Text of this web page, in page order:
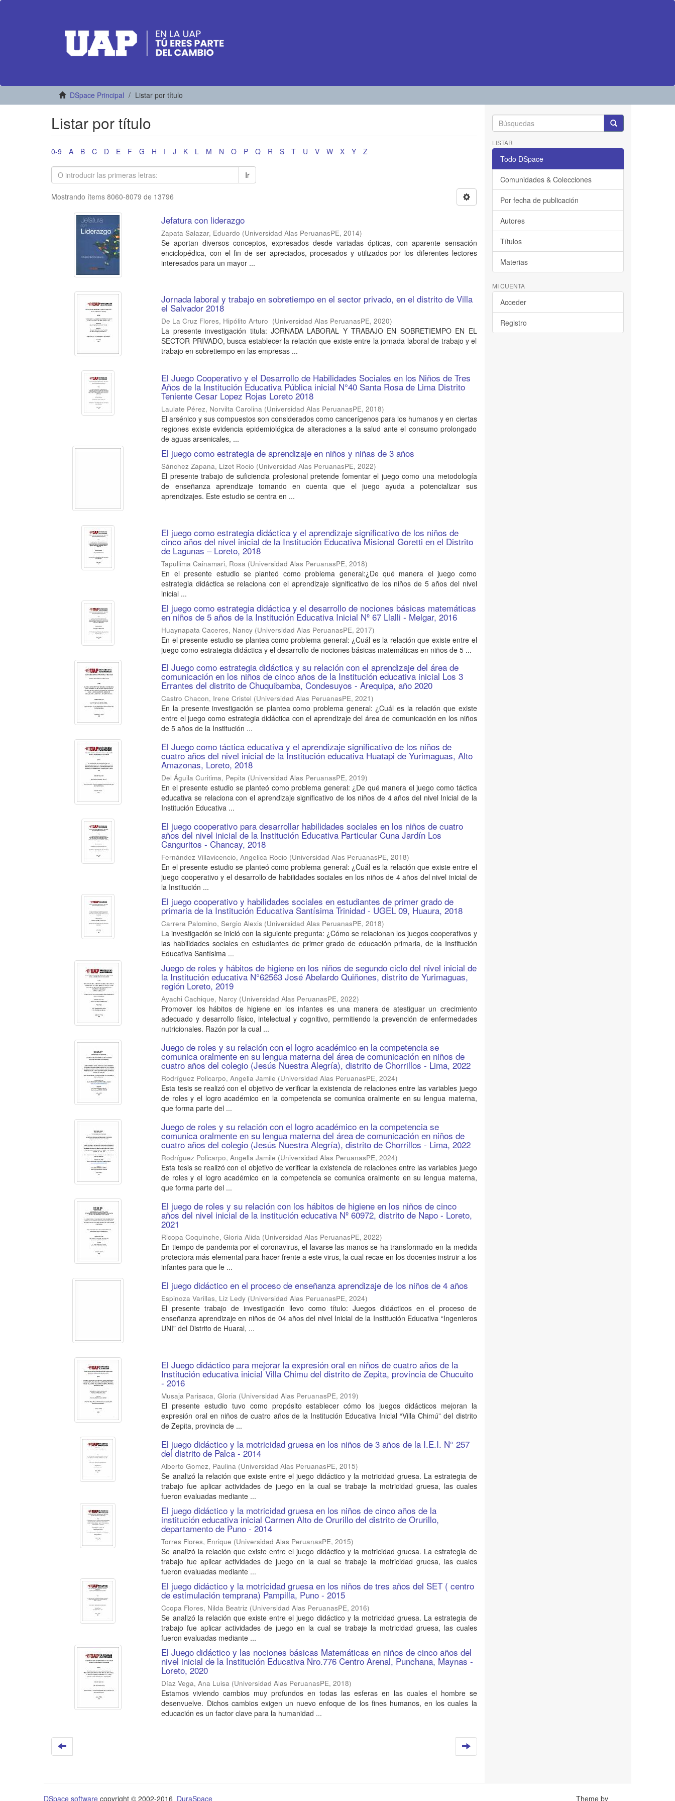
DSpace Principal Listar por título
Listar por título
0-9 A B C D E F G H I J K L M N O P Q R S T U V W X Y Z
Ir
Mostrando ítems 8060-8079 de 13796
Jefatura con liderazgo
Zapata Salazar, Eduardo (Universidad Alas PeruanasPE,2014)
Se aportan diversos conceptos, expresados desde variadas ópticas, con aparente sensación
enciclopédica, con el fin de ser apreciados, procesados y utilizados por los diferentes lectores
interesados para un mayor ...
Jornada laboral y trabajo en sobretiempo en el sector privado, en el distrito de Villa
el Salvador 2018
De La Cruz Flores, Hipólito Arturo (Universidad Alas PeruanasPE,2020)
La presente investigación titula: JORNADA LABORAL Y TRABAJO EN SOBRETIEMPO EN EL
SECTOR PRIVADO, busca establecer la relación que existe entre la jornada laboral de trabajo y el
trabajo en sobretiempo en las empresas ...
El Juego Cooperativo y el Desarrollo de Habilidades Sociales en los Niños de Tres
Años de la Institución Educativa Pública inicial N°40 Santa Rosa de Lima Distrito
Teniente Cesar Lopez Rojas Loreto 2018
Laulate Pérez, Norvilta Carolina (Universidad Alas PeruanasPE,2018)
El arsénico y sus compuestos son considerados como cancerígenos para los humanos y en ciertas
regiones existe evidencia epidemiológica de alteraciones a la salud ante el consumo prolongado
de aguas arsenicales, ...
El juego como estrategia de aprendizaje en niños y niñas de 3 años
Sánchez Zapana, Lizet Rocio (Universidad Alas PeruanasPE,2022)
El presente trabajo de suficiencia profesional pretende fomentar el juego como una metodología
de enseñanza aprendizaje tomando en cuenta que el juego ayuda a potencializar sus
aprendizajes. Este estudio se centra en ...
El juego como estrategia didáctica y el aprendizaje significativo de los niños de
cinco años del nivel inicial de la Institución Educativa Misional Goretti en el Distrito
de Lagunas – Loreto, 2018
Tapullima Cainamari, Rosa (Universidad Alas PeruanasPE,2018)
En el presente estudio se planteó como problema general:¿De qué manera el juego como
estrategia didáctica se relaciona con el aprendizaje significativo de los niños de 5 años del nivel
inicial ...
El juego como estrategia didáctica y el desarrollo de nociones básicas matemáticas
en niños de 5 años de la Institución Educativa Inicial Nº 67 Llalli - Melgar, 2016
Huaynapata Caceres, Nancy (Universidad Alas PeruanasPE,2017)
En el presente estudio se plantea como problema general: ¿Cuál es la relación que existe entre el
juego como estrategia didáctica y el desarrollo de nociones básicas matemáticas en niños de 5 ...
El Juego como estrategia didáctica y su relación con el aprendizaje del área de
comunicación en los niños de cinco años de la Institución educativa inicial Los 3
Errantes del distrito de Chuquibamba, Condesuyos - Arequipa, año 2020
Castro Chacon, Irene Cristel (Universidad Alas PeruanasPE,2021)
En la presente investigación se plantea como problema general: ¿Cuál es la relación que existe
entre el juego como estrategia didáctica con el aprendizaje del área de comunicación en los niños
de 5 años de la Institución ...
El Juego como táctica educativa y el aprendizaje significativo de los niños de
cuatro años del nivel inicial de la Institución educativa Huatapi de Yurimaguas, Alto
Amazonas, Loreto, 2018
Del Águila Curitima, Pepita (Universidad Alas PeruanasPE,2019)
En el presente estudio se planteó como problema general: ¿De qué manera el juego como táctica
educativa se relaciona con el aprendizaje significativo de los niños de 4 años del nivel Inicial de la
Institución Educativa ...
El juego cooperativo para desarrollar habilidades sociales en los niños de cuatro
años del nivel inicial de la Institución Educativa Particular Cuna Jardín Los
Canguritos - Chancay, 2018
Fernández Villavicencio, Angelica Rocio (Universidad Alas PeruanasPE,2018)
En el presente estudio se planteó como problema general: ¿Cuál es la relación que existe entre el
juego cooperativo y el desarrollo de habilidades sociales en los niños de 4 años del nivel inicial de
la Institución ...
El juego cooperativo y habilidades sociales en estudiantes de primer grado de
primaria de la Institución Educativa Santísima Trinidad - UGEL 09, Huaura, 2018
Carrera Palomino, Sergio Alexis (Universidad Alas PeruanasPE,2018)
La investigación se inició con la siguiente pregunta: ¿Cómo se relacionan los juegos cooperativos y
las habilidades sociales en estudiantes de primer grado de educación primaria, de la Institución
Educativa Santísima ...
Juego de roles y hábitos de higiene en los niños de segundo ciclo del nivel inicial de
la Institución educativa N°62563 José Abelardo Quiñones, distrito de Yurimaguas,
región Loreto, 2019
Ayachi Cachique, Narcy (Universidad Alas PeruanasPE,2022)
Promover los hábitos de higiene en los infantes es una manera de atestiguar un crecimiento
adecuado y desarrollo físico, intelectual y cognitivo, permitiendo la prevención de enfermedades
nutricionales. Razón por la cual ...
Juego de roles y su relación con el logro académico en la competencia se
comunica oralmente en su lengua materna del área de comunicación en niños de
cuatro años del colegio (Jesús Nuestra Alegría), distrito de Chorrillos - Lima, 2022
Rodríguez Policarpo, Angella Jamile (Universidad Alas PeruanasPE,2024)
Esta tesis se realizó con el objetivo de verificar la existencia de relaciones entre las variables juego
de roles y el logro académico en la competencia se comunica oralmente en su lengua materna,
que forma parte del ...
Juego de roles y su relación con el logro académico en la competencia se
comunica oralmente en su lengua materna del área de comunicación en niños de
cuatro años del colegio (Jesús Nuestra Alegría), distrito de Chorrillos - Lima, 2022
Rodríguez Policarpo, Angella Jamile (Universidad Alas PeruanasPE,2024)
Esta tesis se realizó con el objetivo de verificar la existencia de relaciones entre las variables juego
de roles y el logro académico en la competencia se comunica oralmente en su lengua materna,
que forma parte del ...
El juego de roles y su relación con los hábitos de higiene en los niños de cinco
años del nivel inicial de la institución educativa Nº 60972, distrito de Napo - Loreto,
2021
Ricopa Coquinche, Gloria Alida (Universidad Alas PeruanasPE,2022)
En tiempo de pandemia por el coronavirus, el lavarse las manos se ha transformado en la medida
protectora más elemental para hacer frente a este virus, la cual recae en los docentes instruir a los
infantes para que le ...
El juego didáctico en el proceso de enseñanza aprendizaje de los niños de 4 años
Espinoza Varillas, Liz Ledy (Universidad Alas PeruanasPE,2024)
El presente trabajo de investigación llevo como título: Juegos didácticos en el proceso de
enseñanza aprendizaje en niños de 04 años del nivel Inicial de la Institución Educativa “Ingenieros
UNI” del Distrito de Huaral, ...
El Juego didáctico para mejorar la expresión oral en niños de cuatro años de la
Institución educativa inicial Villa Chimu del distrito de Zepita, provincia de Chucuito
- 2016
Musaja Parisaca, Gloria (Universidad Alas PeruanasPE,2019)
El presente estudio tuvo como propósito establecer cómo los juegos didácticos mejoran la
expresión oral en niños de cuatro años de la Institución Educativa Inicial “Villa Chimú” del distrito
de Zepita, provincia de ...
El juego didáctico y la motricidad gruesa en los niños de 3 años de la I.E.I. N° 257
del distrito de Palca - 2014
Alberto Gomez, Paulina (Universidad Alas PeruanasPE,2015)
Se analizó la relación que existe entre el juego didáctico y la motricidad gruesa. La estrategia de
trabajo fue aplicar actividades de juego en la cual se trabaje la motricidad gruesa, las cuales
fueron evaluadas mediante ...
El juego didáctico y la motricidad gruesa en los niños de cinco años de la
institución educativa inicial Carmen Alto de Orurillo del distrito de Orurillo,
departamento de Puno - 2014
Torres Flores, Enrique (Universidad Alas PeruanasPE,2015)
Se analizó la relación que existe entre el juego didáctico y la motricidad gruesa. La estrategia de
trabajo fue aplicar actividades de juego en la cual se trabaje la motricidad gruesa, las cuales
fueron evaluadas mediante ...
El juego didáctico y la motricidad gruesa en los niños de tres años del SET ( centro
de estimulación temprana) Pampilla, Puno - 2015
Ccopa Flores, Nilda Beatriz (Universidad Alas PeruanasPE,2016)
Se analizó la relación que existe entre el juego didáctico y la motricidad gruesa. La estrategia de
trabajo fue aplicar actividades de juego en la cual se trabaje la motricidad gruesa, las cuales
fueron evaluadas mediante ...
El Juego didáctico y las nociones básicas Matemáticas en niños de cinco años del
nivel inicial de la Institución Educativa Nro.776 Centro Arenal, Punchana, Maynas -
Loreto, 2020
Díaz Vega, Ana Luisa (Universidad Alas PeruanasPE,2018)
Estamos viviendo cambios muy profundos en todas las esferas en las cuales el hombre se
desenvuelve. Dichos cambios exigen un nuevo enfoque de los fines humanos, en los cuales la
educación es un factor clave para la humanidad ...
LISTAR
Todo DSpace
Comunidades & Colecciones
Por fecha de publicación
Autores
Títulos
Materias
MI CUENTA
Acceder
Registro
DSpace software copyright © 2002-2016 DuraSpace Theme by